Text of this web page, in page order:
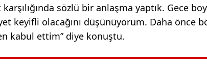
sözlü bir anlaşma yaptık. Gece
keyifli olacağını düşünüyorum. Daha önce
kabul ettim” diye konuştu.